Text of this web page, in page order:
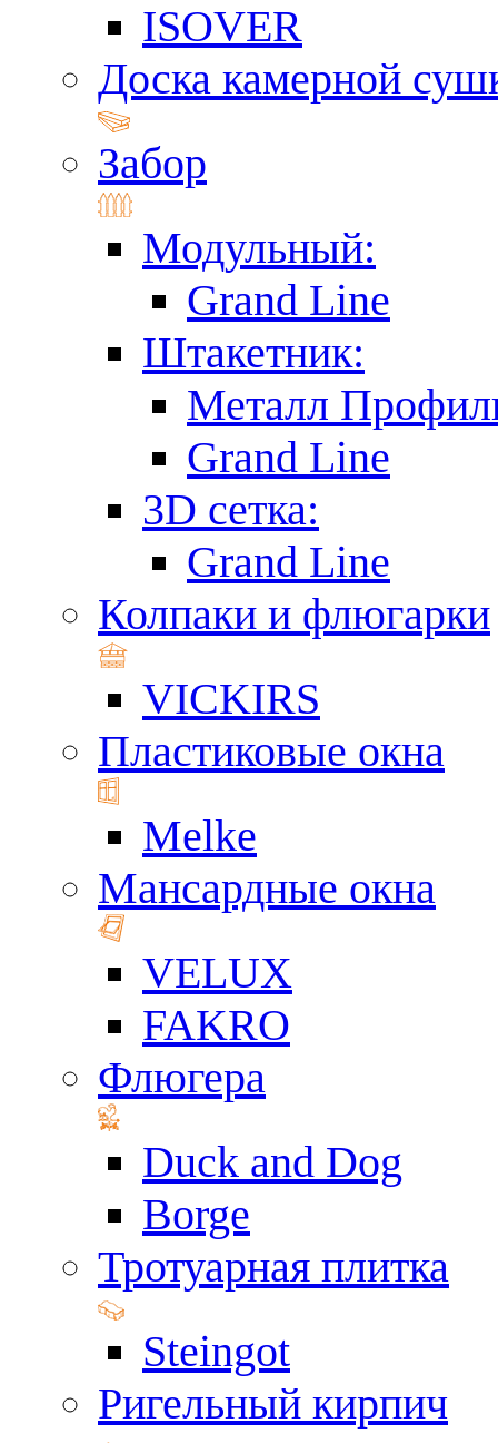
ISOVER
Доска камерной
Забор
Модульный:
Grand Line
Штакетник:
Металл
Grand Line
3D сетка:
Grand Line
Колпаки и флюгарки
VICKIRS
Пластиковые окна
Melke
Мансардные окна
VELUX
FAKRO
Флюгера
Duck and Dog
Borge
Тротуарная плитка
Steingot
Ригельный кирпич